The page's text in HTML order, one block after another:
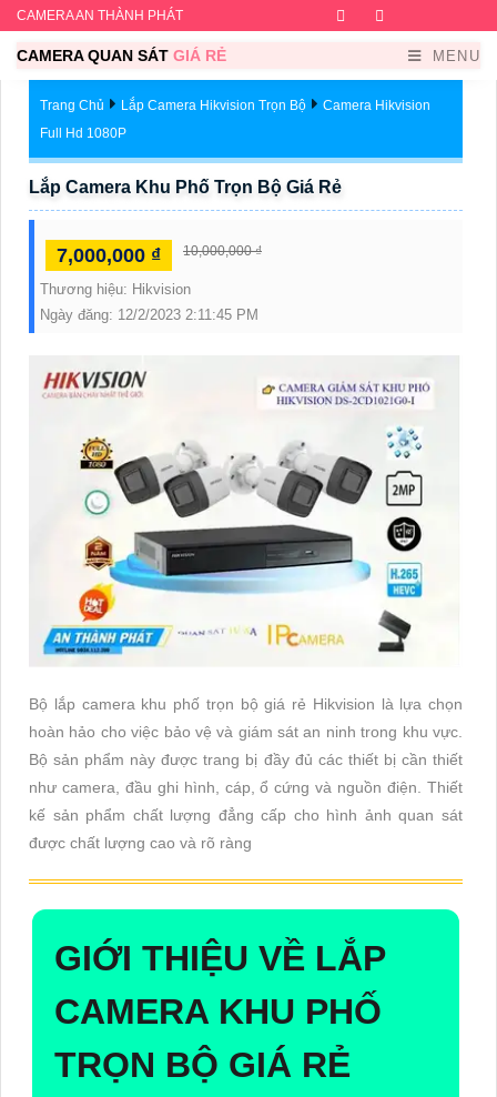
CAMERA AN THÀNH PHÁT Facebook
CAMERA QUAN SÁT GIÁ RẺ MENU
Trang Chủ Lắp Camera Hikvision Trọn Bộ
Camera Hikvision
Full Hd 1080P
Lắp Camera Khu Phố Trọn Bộ Giá Rẻ
7,000,000 ₫ 10,000,000 ₫
Thương hiệu: Hikvision
Ngày đăng: 12/2/2023 2:11:45 PM
Bộ lắp camera khu phố trọn bộ giá rẻ Hikvision là lựa chọn
hoàn hảo cho việc bảo vệ và giám sát an ninh trong khu vực.
Bộ sản phẩm này được trang bị đầy đủ các thiết bị cần thiết
như camera, đầu ghi hình, cáp, ổ cứng và nguồn điện. Thiết
kế sản phẩm chất lượng đẳng cấp cho hình ảnh quan sát
được chất lượng cao và rõ ràng
GIỚI THIỆU VỀ LẮP
CAMERA KHU PHỐ
TRỌN BỘ GIÁ RẺ